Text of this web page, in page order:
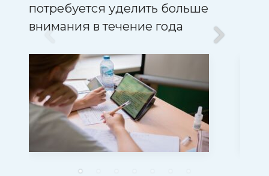
потребуется уделить больше
внимания в течение года